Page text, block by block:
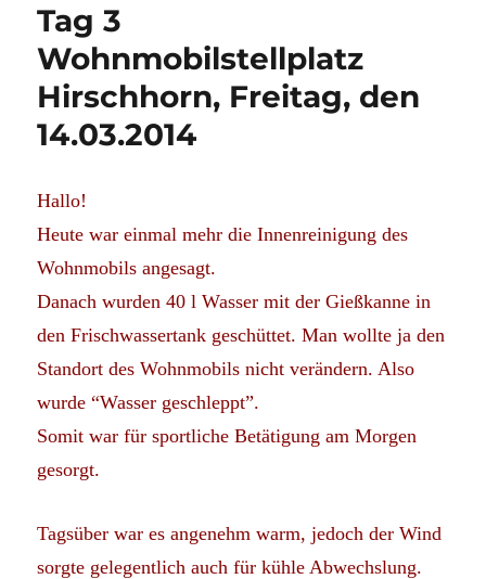
Tag 3
Wohnmobilstellplatz
Hirschhorn, Freitag, den
14.03.2014
Hallo!
Heute war einmal mehr die Innenreinigung des
Wohnmobils angesagt.
Danach wurden 40 l Wasser mit der Gießkanne in
den Frischwassertank geschüttet. Man wollte ja den
Standort des Wohnmobils nicht verändern. Also
wurde “Wasser geschleppt”.
Somit war für sportliche Betätigung am Morgen
gesorgt.
Tagsüber war es angenehm warm, jedoch der Wind
sorgte gelegentlich auch für kühle Abwechslung.